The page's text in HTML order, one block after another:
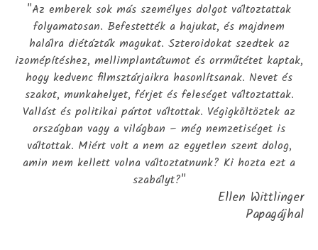
"Az emberek sok más személyes dolgot változtattak
folyamatosan. Befestették a hajukat, és majdnem
halálra diétázták magukat. Szteroidokat szedtek az
izomépítéshez, mellimplantátumot és orrműtétet kaptak,
hogy kedvenc filmsztárjaikra hasonlítsanak. Nevet és
szakot, munkahelyet, férjet és feleséget változtattak.
Vallást és politikai pártot váltottak. Végigköltöztek az
országban vagy a világban – még nemzetiséget is
váltottak. Miért volt a nem az egyetlen szent dolog,
amin nem kellett volna változtatnunk? Ki hozta ezt a
szabályt?"
Ellen Wittlinger
Papagájhal